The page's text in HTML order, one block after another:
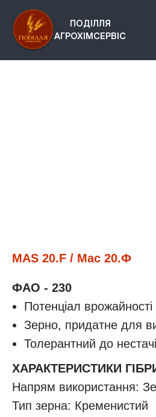
ПОДІЛЛЯ
АГРОХІМСЕРВІС
MAS 20.F / Мас 20.Ф
ФАО - 230
Потенціал
Зерно, придатне для
Толерантний до
ХАРАКТЕРИСТИКИ
Напрям використання:
Тип зерна: Кременистий